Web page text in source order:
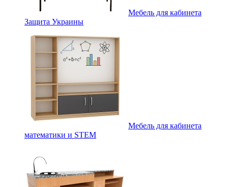
Мебель для кабинета
Защита Украины
Мебель для кабинета
математики и STEM